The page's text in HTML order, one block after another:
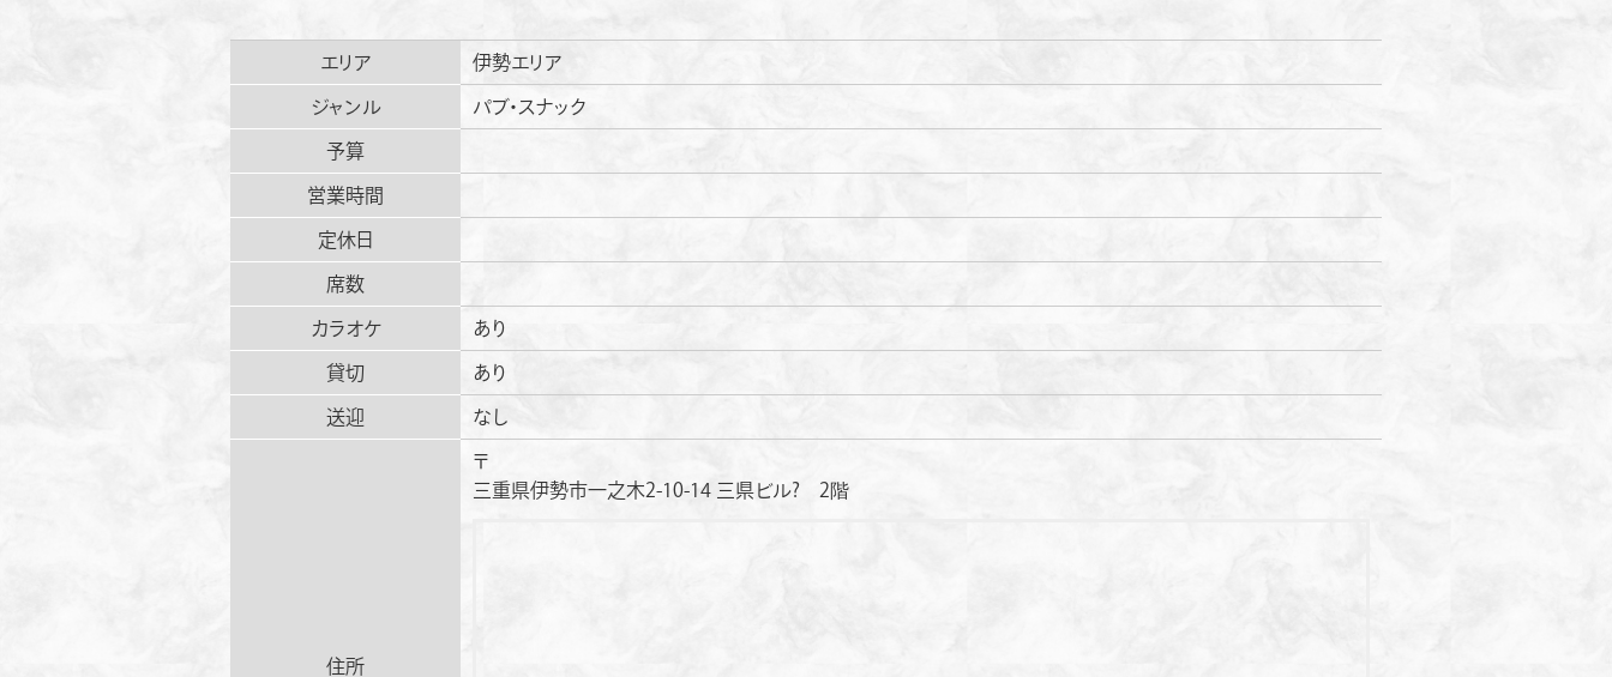
エリア 伊勢エリア
ジャンル パブ・スナック
予算
営業時間
定休日
席数
カラオケ あり
貸切 あり
送迎 なし
住所
〒
三重県伊勢市一之木2-10-14 三県ビル? 2階